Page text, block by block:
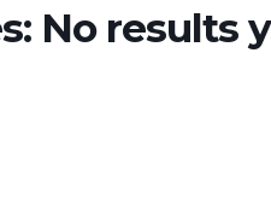
No results